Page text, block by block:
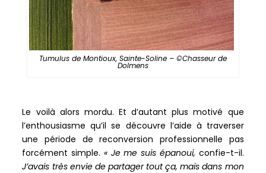
Tumulus de Montioux, Sainte-Soline – ©Chasseur de
Dolmens
Le voilà alors mordu. Et d’autant plus motivé que
l’enthousiasme qu’il se découvre l’aide à traverser
une période de reconversion professionnelle pas
forcément simple. « Je me suis épanoui, confie-t-il.
J’avais très envie de partager tout ça, mais dans mon